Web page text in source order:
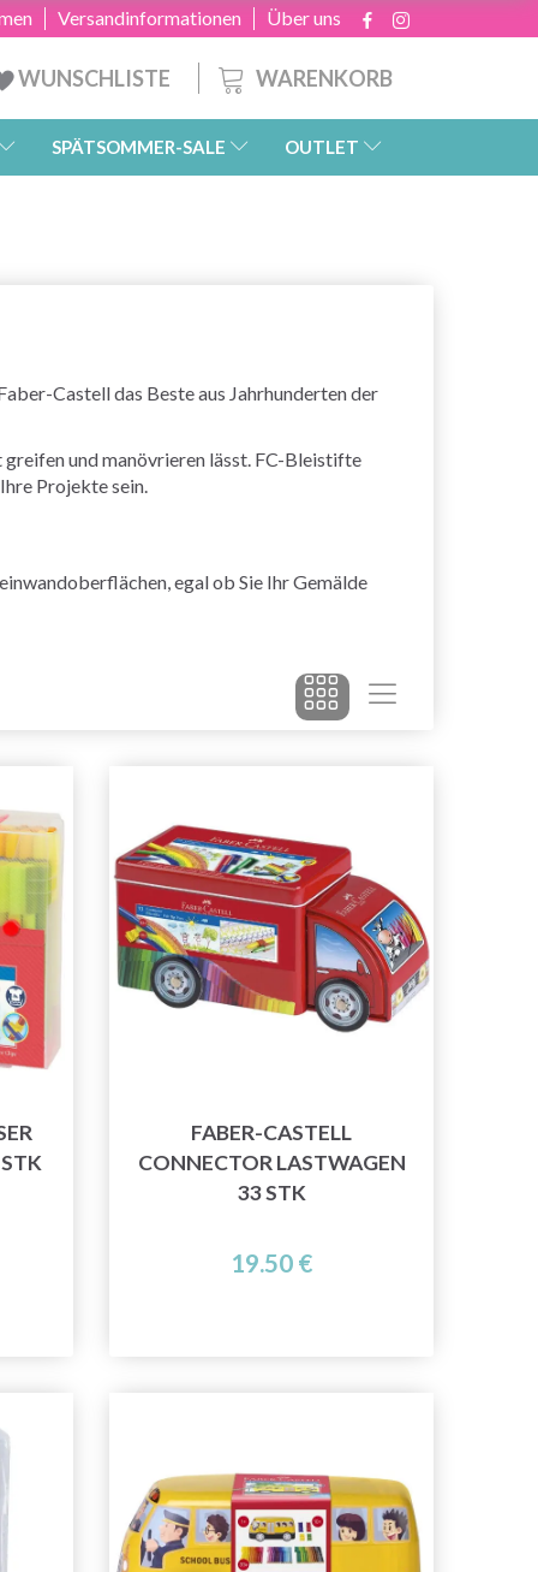
Über uns
Versandinformationen
WARENKORB
WUNSCHLISTE
SPÄTSOMMER-SALE OUTLET
Castell das Beste aus Jahrhunderten der
und manövrieren lässt. FC-Bleistifte
Projekte sein.
egal ob Sie Ihr Gemälde
FABER-CASTELL
CONNECTOR LASTWAGEN
33 STK
19.50 €